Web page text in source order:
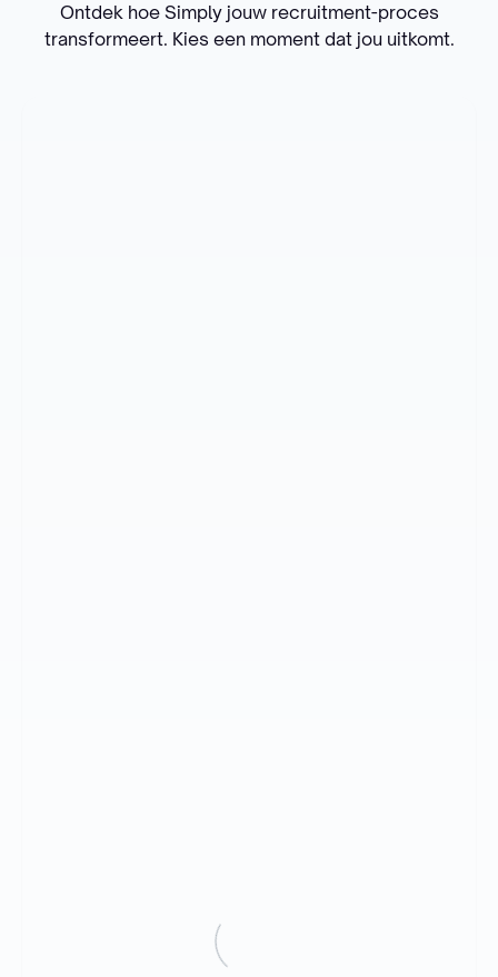
Ontdek hoe Simply jouw recruitment-proces
transformeert. Kies een moment dat jou uitkomt.